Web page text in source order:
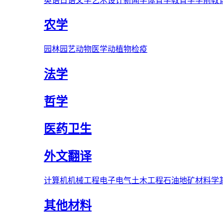
农学
园林园艺动物医学动植物检疫
法学
哲学
医药卫生
外文翻译
计算机机械工程电子电气土木工程石油地矿材料学
其他材料